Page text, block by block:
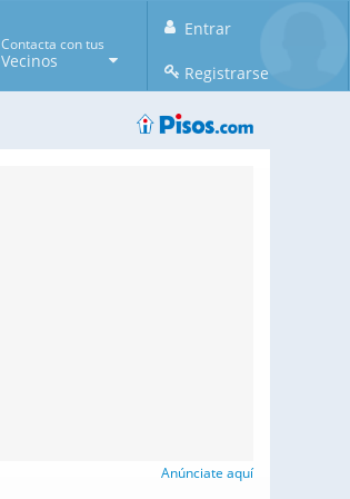
Entrar
Registrarse
Contacta con tus
Vecinos
Anúnciate aquí